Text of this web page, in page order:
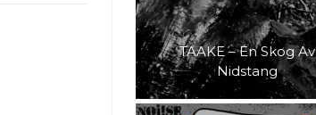
TAAKE – En Skog Av
Nidstang